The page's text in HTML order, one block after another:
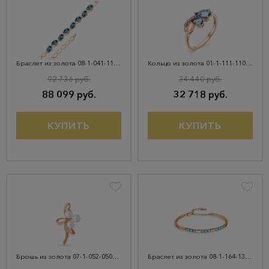
Браслет из золота 08-1-041-1100-010
88 099 руб.
92 736 руб.
КУПИТЬ
Кольцо из золота 01-1-111-1101-011
32 718 руб.
34 440 руб.
КУПИТЬ
Брошь из золота 07-1-052-0500-010 Браслет из золота 08-1-164-1300-010